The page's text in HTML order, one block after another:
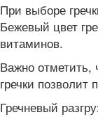
При выборе
Бежевый цвет
витаминов.
Важно отметить,
гречки позволит
Гречневый